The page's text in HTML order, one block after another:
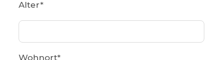
Alter*
Wohnort*